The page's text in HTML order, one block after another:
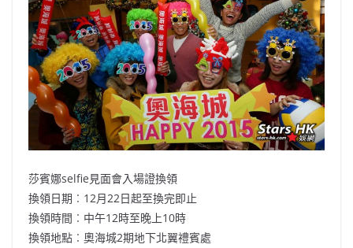
莎賓娜selfie見面會入場證換領
換領日期︰12月22日起至換完即止
換領時間︰中午12時至晚上10時
換領地點︰奧海城2期地下北翼禮賓處